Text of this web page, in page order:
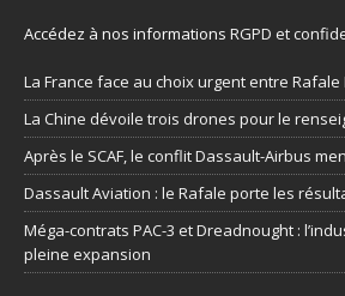
Accédez à nos informations RGPD et
La France face au choix urgent entre Rafale
La Chine dévoile trois drones pour le
Après le SCAF, le conflit Dassault-Airbus
Dassault Aviation : le Rafale porte les
Méga-contrats PAC-3 et Dreadnought :
pleine expansion